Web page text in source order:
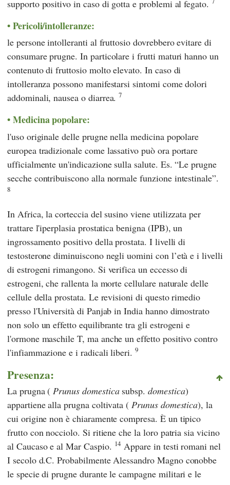
supporto positivo in caso di gotta e problemi al fegato.
Pericoli/intolleranze:
le persone intolleranti al fruttosio dovrebbero evitare di
consumare prugne. In particolare i frutti maturi hanno un
contenuto di fruttosio molto elevato. In caso di
intolleranza possono manifestarsi sintomi come dolori
addominali, nausea o diarrea.7
Medicina popolare:
l'uso originale delle prugne nella medicina popolare
europea tradizionale come lassativo può ora portare
ufficialmente un'indicazione sulla salute. Es. “Le prugne
secche contribuiscono alla normale funzione intestinale”.
8
In Africa, la corteccia del susino viene utilizzata per
trattare l'iperplasia prostatica benigna (IPB), un
ingrossamento positivo della prostata. I livelli di
testosterone diminuiscono negli uomini con l’età e i livelli
di estrogeni rimangono. Si verifica un eccesso di
estrogeni, che rallenta la morte cellulare naturale delle
cellule della prostata. Le revisioni di questo rimedio
presso l'Università di Panjab in India hanno dimostrato
non solo un effetto equilibrante tra gli estrogeni e
l'ormone maschile T, ma anche un effetto positivo contro
l'infiammazione e i radicali liberi.9
Presenza:
La prugna (Prunus domesticasubsp.domestica)
appartiene alla prugna coltivata (Prunus domestica), la
cui origine non è chiaramente compresa. È un tipico
frutto con nocciolo. Si ritiene che la loro patria sia vicino
al Caucaso e al Mar Caspio. 14 Appare in testi romani nel
I secolo d.C. Probabilmente Alessandro Magno conobbe
le specie di prugne durante le campagne militari e le